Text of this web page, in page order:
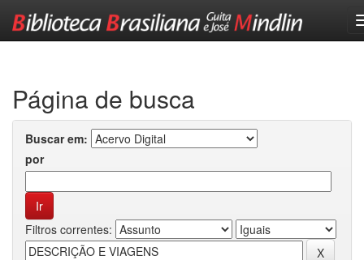
Página de busca
Buscar em:
por
Filtros correntes: